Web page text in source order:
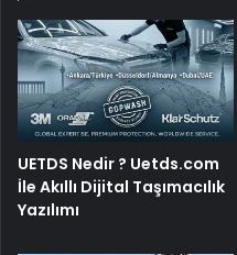
UETDS Nedir ? Uetds.com
İle Akıllı Dijital Taşımacılık
Yazılımı